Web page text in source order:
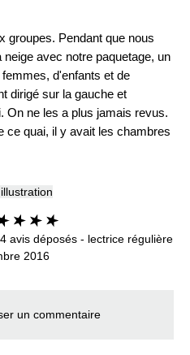
groupes. Pendant que nous
avec notre paquetage, un
d'enfants et de
dirigé sur la gauche et
On ne les a plus jamais revus.
ce quai, il y avait les chambres
avis déposés - lectrice régulière
2016
un commentaire